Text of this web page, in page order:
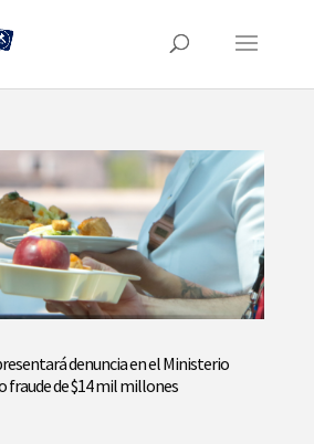
denuncia en el Ministerio
fraude de $14 mil millones